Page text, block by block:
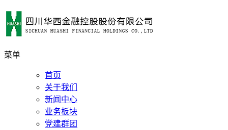
菜单
首页
关于我们
新闻中心
业务板块
党建群团